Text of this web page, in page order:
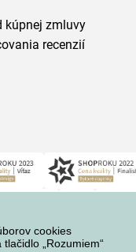
cookies
„Rozumiem“
kúpnej zmluvy
recenzií